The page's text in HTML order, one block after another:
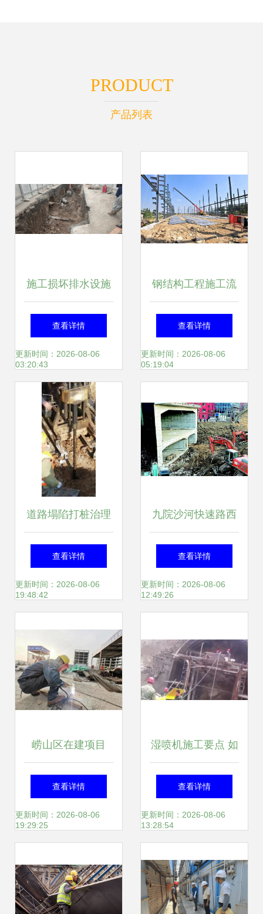
PRODUCT
产品列表
施工损坏排水设施
长春执法人员从严
查处
查看详情
更新时间：2026-08-06
03:20:43
钢结构工程施工流
程及安全管理注意
事项
查看详情
更新时间：2026-08-06
05:19:04
道路塌陷打桩治理
施工技术要点与安
全控制
查看详情
更新时间：2026-08-06
19:48:42
九院沙河快速路西
延工程 地下管线迂
回腾挪仅用60天，
推进
查看详情
更新时间：2026-08-06
12:49:26
崂山区在建项目
查看详情
更新时间：2026-08-06
19:29:25
湿喷机施工要点 如
何提高喷射混凝土
的施工质量
查看详情
更新时间：2026-08-06
13:28:54